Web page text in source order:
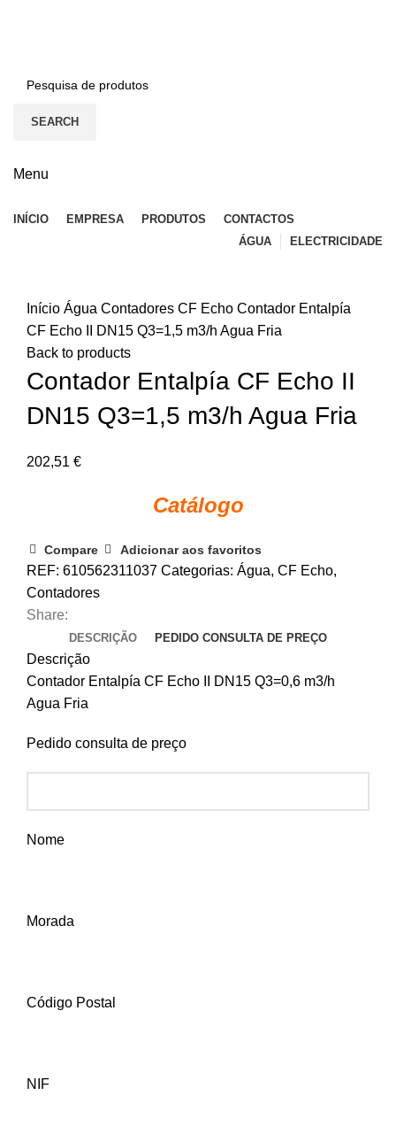
SEARCH
Menu
INÍCIO EMPRESA PRODUTOS
CONTACTOS
ÁGUA
ELECTRICIDADE
Início Água Contadores CF Echo Contador Entalpía
CF Echo II DN15 Q3=1,5 m3/h Agua Fria
Back to products
Contador Entalpía CF Echo II
DN15 Q3=1,5 m3/h Agua Fria
202,51 €
Catálogo
Compare Adicionar aos favoritos
REF: 610562311037 Categorias: Água, CF Echo,
Contadores
Share:
DESCRIÇÃO PEDIDO CONSULTA DE PREÇO
Descrição
Contador Entalpía CF Echo II DN15 Q3=0,6 m3/h
Agua Fria
Pedido consulta de preço
Nome
Morada
Código Postal
NIF